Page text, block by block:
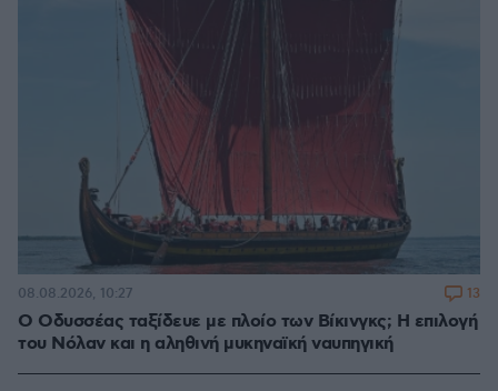
Ο Οδυσσέας ταξίδευε με πλοίο των Βίκινγκς; Η επιλογή
του Νόλαν και η αληθινή μυκηναϊκή ναυπηγική
08.08.2026, 10:27 13